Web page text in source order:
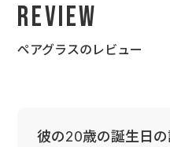
Review
ペアグラスのレビュー
彼の20歳の誕生日の